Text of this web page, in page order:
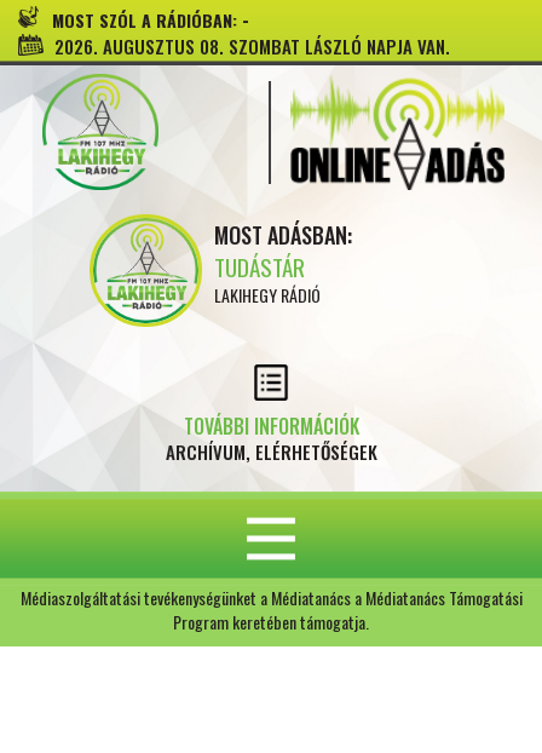
MOST SZÓL A RÁDIÓBAN: -
2026. AUGUSZTUS 08. SZOMBAT LÁSZLÓ NAPJA VAN.
MOST ADÁSBAN:
TUDÁSTÁR
LAKIHEGY RÁDIÓ
TOVÁBBI INFORMÁCIÓK
ARCHÍVUM, ELÉRHETŐSÉGEK
Médiaszolgáltatási tevékenységünket a Médiatanács a Médiatanács Támogatási
Program keretében támogatja.